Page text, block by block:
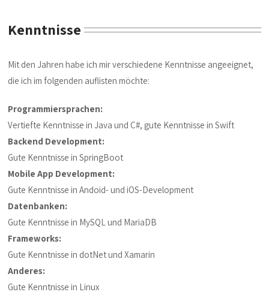
Kenntnisse
Mit den Jahren habe ich mir verschiedene Kenntnisse angeeignet,
die ich im folgenden auflisten möchte:
Programmiersprachen:
Vertiefte Kenntnisse in Java und C#, gute Kenntnisse in Swift
Backend Development:
Gute Kenntnisse in SpringBoot
Mobile App Development:
Gute Kenntnisse in Andoid- und iOS-Development
Datenbanken:
Gute Kenntnisse in MySQL und MariaDB
Frameworks:
Gute Kenntnisse in dotNet und Xamarin
Anderes:
Gute Kenntnisse in Linux